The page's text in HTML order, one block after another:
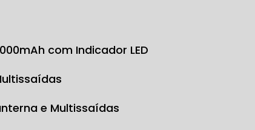
com Indicador LED
e Multissaídas